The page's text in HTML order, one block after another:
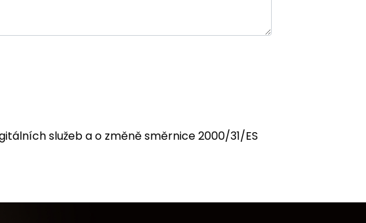
služeb a o změně směrnice 2000/31/ES